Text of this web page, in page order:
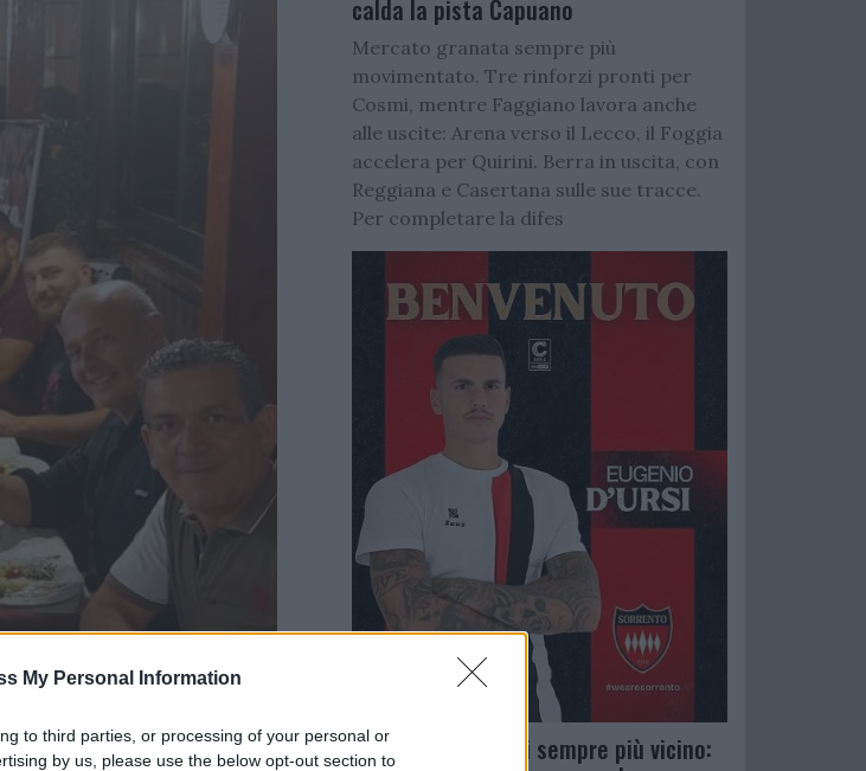
My Personal Information
to third parties, or processing of your personal or
by us, please use the below opt-out section to
calda la pista Capuano
Mercato granata sempre più
movimentato. Tre rinforzi pronti per
Cosmi, mentre Faggiano lavora anche
alle uscite: Arena verso il Lecco, il Foggia
accelera per Quirini. Berra in uscita, con
Reggiana e Casertana sulle sue tracce.
Per completare la difes
Salernitana, D’Ursi sempre più vicino: